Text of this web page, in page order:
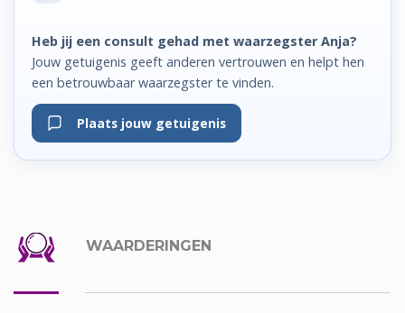
Heb jij een consult gehad met waarzegster Anja?
Jouw getuigenis geeft anderen vertrouwen en helpt hen
een betrouwbaar waarzegster te vinden.
Plaats jouw getuigenis
WAARDERINGEN